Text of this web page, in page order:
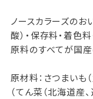
ノースカラーズのお
酸）・保存料・着色
原料のすべてが国産
原材料：さつまいも
（てん菜（北海道産